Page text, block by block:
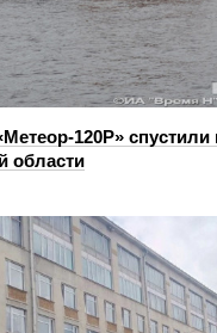
120Р» спустили
области